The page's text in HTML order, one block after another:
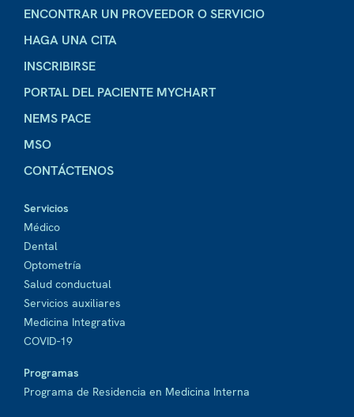
ENCONTRAR UN PROVEEDOR O SERVICIO
HAGA UNA CITA
INSCRIBIRSE
PORTAL DEL PACIENTE MYCHART
NEMS PACE
MSO
CONTÁCTENOS
Servicios
Médico
Dental
Optometría
Salud conductual
Servicios auxiliares
Medicina Integrativa
COVID-19
Programas
Programa de Residencia en Medicina Interna